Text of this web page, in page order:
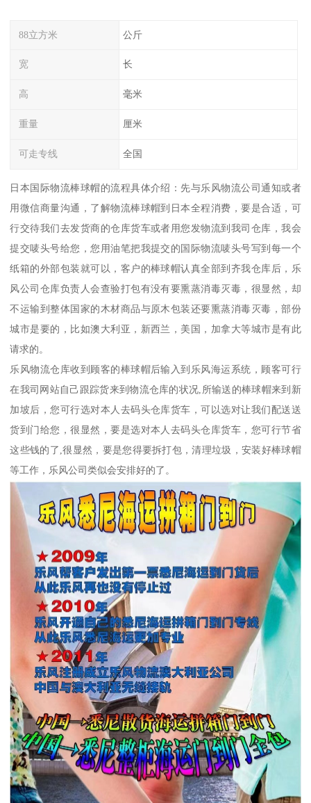
88立方米 公斤
宽 长
高 毫米
重量 厘米
可走专线 全国
日本国际物流棒球帽的流程具体介绍：先与乐风物流公司通知或者
用微信商量沟通，了解物流棒球帽到日本全程消费，要是合适，可
行交待我们去发货商的仓库货车或者用您发物流到我司仓库，我会
提交唛头号给您，您用油笔把我提交的国际物流唛头号写到每一个
纸箱的外部包装就可以，客户的棒球帽认真全部到齐我仓库后，乐
风公司仓库负责人会查验打包有没有要熏蒸消毒灭毒，很显然，却
不运输到整体国家的木材商品与原木包装还要熏蒸消毒灭毒，部份
城市是要的，比如澳大利亚，新西兰，美国，加拿大等城市是有此
请求的。
乐风物流仓库收到顾客的棒球帽后输入到乐风海运系统，顾客可行
在我司网站自己跟踪货来到物流仓库的状况,所输送的棒球帽来到新
加坡后，您可行选对本人去码头仓库货车，可以选对让我们配送送
货到门给您，很显然，要是选对本人去码头仓库货车，您可行节省
这些钱的了,很显然，要是您得要拆打包，清理垃圾，安装好棒球帽
等工作，乐风公司类似会安排好的了。